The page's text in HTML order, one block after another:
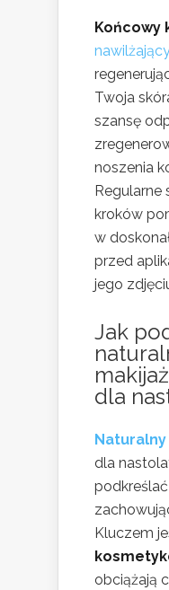
Końcowy
Twoja
szansę
noszenia
kroków
w
przed
jego
Jak
dla
dla
Kluczem
obciążają